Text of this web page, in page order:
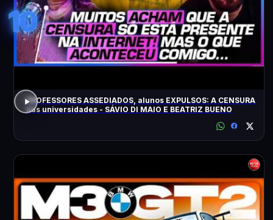
10
PROFESSORES ASSEDIADOS, alunos EXPULSOS: A CENSURA
nas universidades - SÁVIO DI MAIO E BEATRIZ BUENO